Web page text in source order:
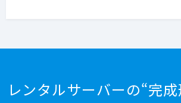
レンタルサーバーの“完